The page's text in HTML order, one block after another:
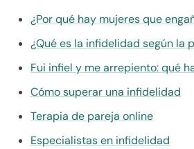
¿Por qué hay mujeres que
¿Qué es la infidelidad según la
Fui infiel y me arrepiento: qué
Cómo superar una infidelidad
Terapia de pareja online
Especialistas en infidelidad